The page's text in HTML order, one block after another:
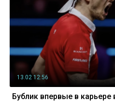
13.02 12:56
Бублик впервые в